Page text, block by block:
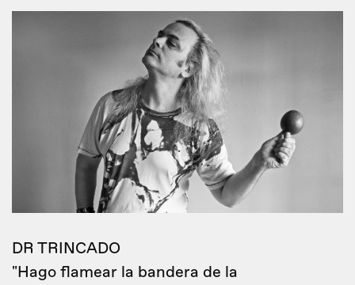
DR TRINCADO
"Hago flamear la bandera de la